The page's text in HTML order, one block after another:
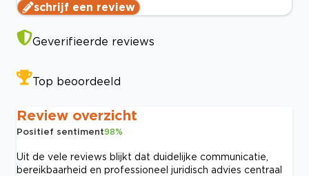
schrijf een review
Geverifieerde reviews
Top beoordeeld
Review overzicht
Positief sentiment98%
Uit de vele reviews blijkt dat duidelijke communicatie,
bereikbaarheid en professioneel juridisch advies centraal